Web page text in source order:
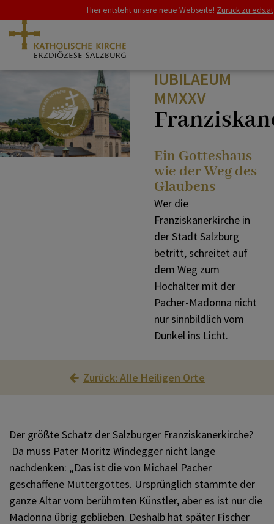
Hier entsteht unsere neue Webseite! Zurück zu eds.at
ERZDIÖZESE
SCHWERPUNKTE
ZURÜCK
Franziskusjahr
ZURÜCK
Heiliges Jahr 2025
Abschluss Heiliges Jahr
Über das Heilige Jahr
Materialien Heiliges Jahr
Heilige Orte 2025
Hymne
Kirche in der Region
GLAUBE & LEBEN
KOMMUNIKATION
VERANSTALTUNGEN
IUBILAEUM
MMXXV
Ein Gotteshaus
wie der Weg des
Glaubens
Wer die
Franziskanerkirche in
der Stadt Salzburg
betritt, schreitet auf
dem Weg zum
Hochalter mit der
Pacher-Madonna nicht
nur sinnbildlich vom
Dunkel ins Licht.
Zurück: Alle Heiligen Orte
Der größte Schatz der Salzburger Franziskanerkirche?
Da muss Pater Moritz Windegger nicht lange
nachdenken: „Das ist die von Michael Pacher
geschaffene Muttergottes. Ursprünglich stammte der
ganze Altar vom berühmten Künstler, aber es ist nur die
Madonna übrig geblieben. Deshalb hat später Fischer